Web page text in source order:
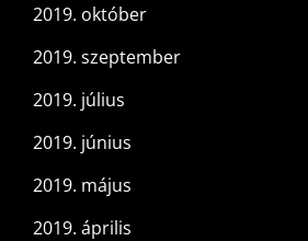
2019. október
2019. szeptember
2019. július
2019. június
2019. május
2019. április